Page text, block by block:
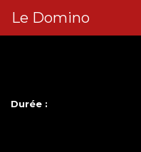
Le Domino
Durée :